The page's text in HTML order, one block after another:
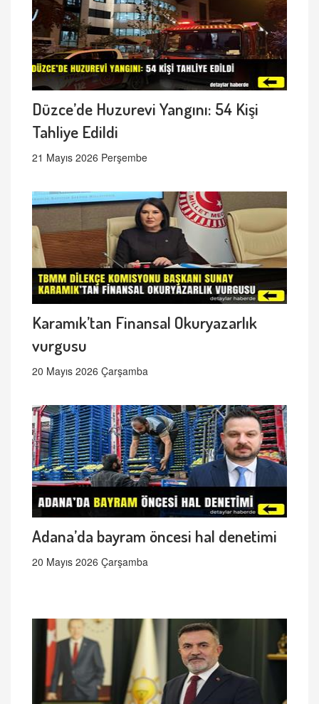
Düzce’de Huzurevi Yangını: 54 Kişi
Tahliye Edildi
21 Mayıs 2026 Perşembe
Karamık’tan Finansal Okuryazarlık
vurgusu
20 Mayıs 2026 Çarşamba
Adana’da bayram öncesi hal denetimi
20 Mayıs 2026 Çarşamba